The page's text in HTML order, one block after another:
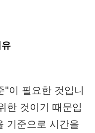
"이 필요한 것입니
한 것이기 때문입
기준으로 시간을